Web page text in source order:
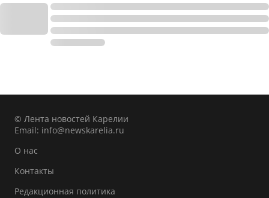
© Лента новостей Карелии
Email: info@newskarelia.ru
О нас
Контакты
Редакционная политика